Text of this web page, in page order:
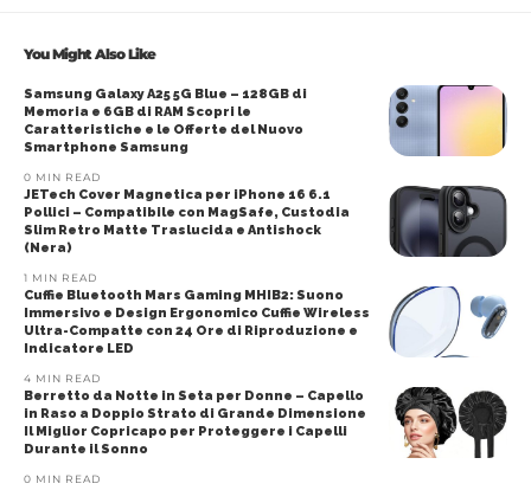
You Might Also Like
Samsung Galaxy A25 5G Blue – 128GB di
Memoria e 6GB di RAM Scopri le
Caratteristiche e le Offerte del Nuovo
Smartphone Samsung
0 MIN READ
JETech Cover Magnetica per iPhone 16 6.1
Pollici – Compatibile con MagSafe, Custodia
Slim Retro Matte Traslucida e Antishock
(Nera)
1 MIN READ
Cuffie Bluetooth Mars Gaming MHIB2: Suono
Immersivo e Design Ergonomico Cuffie Wireless
Ultra-Compatte con 24 Ore di Riproduzione e
Indicatore LED
4 MIN READ
Berretto da Notte in Seta per Donne – Capello
in Raso a Doppio Strato di Grande Dimensione
Il Miglior Copricapo per Proteggere i Capelli
Durante il Sonno
0 MIN READ